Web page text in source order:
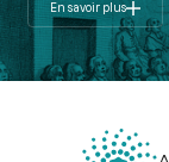
En savoir plus